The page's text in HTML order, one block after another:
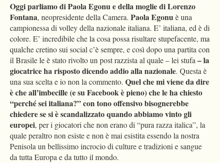
Oggi parliamo di Paola Egonu e della moglie di Lorenzo
Fontana, neopresidente della Camera. Paola Egonuè una
campionessa di volley della nazionale italiana. E’ italiana, ed è di
colore. E’ incredibile che la cosa possa risultare stupefacente, ma
qualche cretino sui social c’è sempre, e così dopo una partita con
il Brasile le è stato rivolto un post razzista al quale – lei stufa– la
giocatrice ha risposto dicendo addio alla nazionale. Questa è
una sua scelta e io non la commento. Quel che mi viene da dire
è che all’imbecille (e su Facebook è pieno) che le ha chiesto
“perché sei italiana?” con tono offensivo bisognerebbe
chiedere se si è scandalizzato quando abbiamo vinto gli
europei, per i giocatori che non erano di “pura razza italica”, la
quale peraltro non esiste e non è mai esistita essendo la nostra
Penisola un bellissimo incrocio di culture e tradizioni e sangue
da tutta Europa e da tutto il mondo.